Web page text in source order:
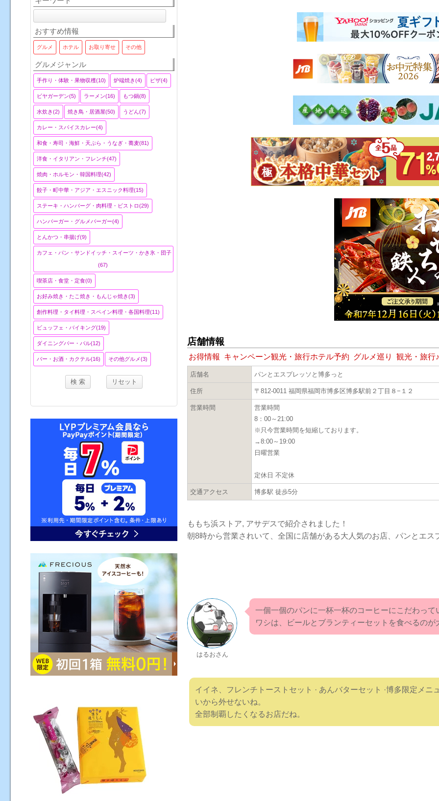
店舗情報
お得情報 キャンペーン観光・旅行ホテル予約 グルメ巡り 観光・旅行♪
店舗名 パンとエスプレッソと博多っと
住所 〒812-0011 福岡県福岡市博多区博多駅前２丁目８−１２
営業時間
営業時間
8：00～21:00
※只今営業時間を短縮しております。
→8:00～19:00
日曜営業
定休日 不定休
交通アクセス 博多駅 徒歩5分
ももち浜ストア, アサデスで紹介されました！
朝8時から営業されいて、全国に店舗がある大人気のお店、パンとエ
はるおさん
一個一個のパンに一杯一杯のコーヒーにこだわって
ワシは、ビールとブランティーセットを食べるのが
イイネ、フレンチトーストセット · あんバターセット ·博多限定メニ
いから外せないね。
全部制覇したくなるお店だね。
おすすめ情報
グルメ ホテル お取り寄せ その他
グルメジャンル
手作り・体験・果物収穫(10) 炉端焼き(4) ピザ(4)
ビヤガーデン(5) ラーメン(16) もつ鍋(8)
水炊き(2) 焼き鳥・居酒屋(50) うどん(7)
カレー・スパイスカレー(4)
和食・寿司・海鮮・天ぷら・うなぎ・蕎麦(81)
洋食・イタリアン・フレンチ(47)
焼肉・ホルモン・韓国料理(42)
餃子・町中華・アジア・エスニック料理(15)
ステーキ・ハンバーグ・肉料理・ビストロ(29)
ハンバーガー・グルメバーガー(4)
とんかつ・串揚げ(9)
カフェ・パン・サンドイッチ・スイーツ・かき氷・団子
(67)
喫茶店・食堂・定食(0)
お好み焼き・たこ焼き・もんじゃ焼き(3)
創作料理・タイ料理・スペイン料理・各国料理(11)
ビュッフェ・バイキング(19)
ダイニングバー・バル(12)
バー・お酒・カクテル(16) その他グルメ(3)